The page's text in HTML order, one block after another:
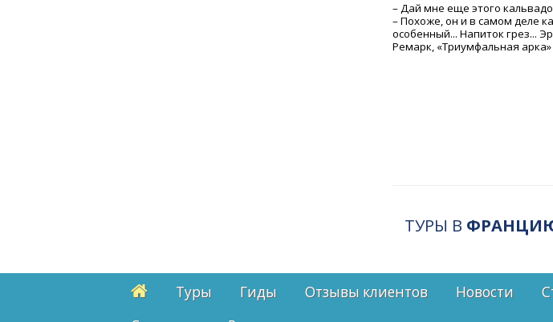
– Дай мне еще этого
– Похоже, он и в самом деле
особенный... Напиток грез...
Ремарк, «Триумфальная арка»
ТУРЫ В
Туры Гиды Отзывы клиентов Новости